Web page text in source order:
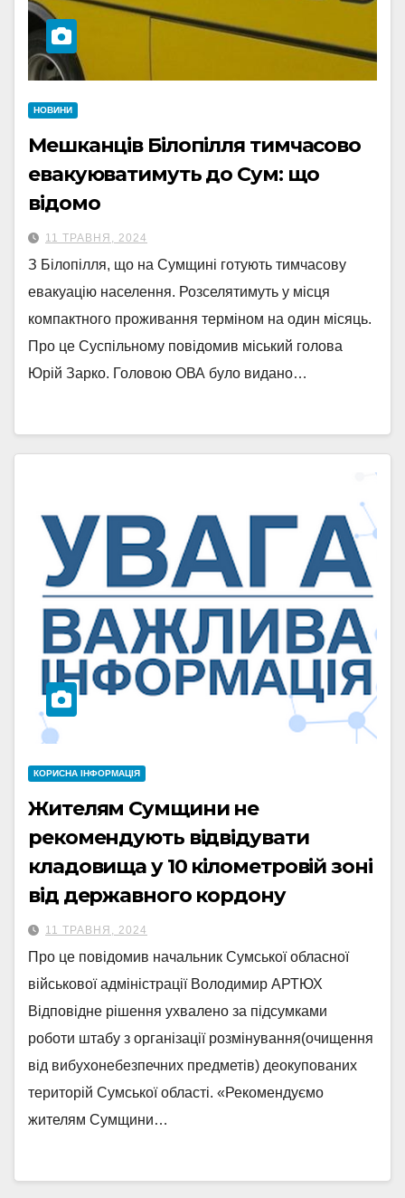
НОВИНИ
Мешканців Білопілля тимчасово
евакуюватимуть до Сум: що
відомо
11 ТРАВНЯ, 2024
З Білопілля, що на Сумщині готують тимчасову
евакуацію населення. Розселятимуть у місця
компактного проживання терміном на один місяць.
Про це Суспільному повідомив міський голова
Юрій Зарко. Головою ОВА було видано…
КОРИСНА ІНФОРМАЦІЯ
Жителям Сумщини не
рекомендують відвідувати
кладовища у 10 кілометровій зоні
від державного кордону
11 ТРАВНЯ, 2024
Про це повідомив начальник Сумської обласної
військової адміністрації Володимир АРТЮХ
Відповідне рішення ухвалено за підсумками
роботи штабу з організації розмінування(очищення
від вибухонебезпечних предметів) деокупованих
територій Сумської області. «Рекомендуємо
жителям Сумщини…